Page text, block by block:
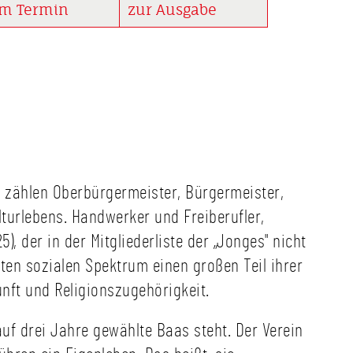
des Zentrums für
AEDs
statt. Unser
Daniel
(Stellv.
und
der TG
zeigt
und Kollegen
Arbeiter-Samariter-
Termin zur Ausgabe
zählen Oberbürgermeister, Bürgermeister,
Handwerker und Freiberufler,
der in der Mitgliederliste der „Jonges" nicht
sozialen Spektrum einen großen Teil ihrer
und Religionszugehörigkeit.
drei Jahre gewählte Baas steht. Der Verein